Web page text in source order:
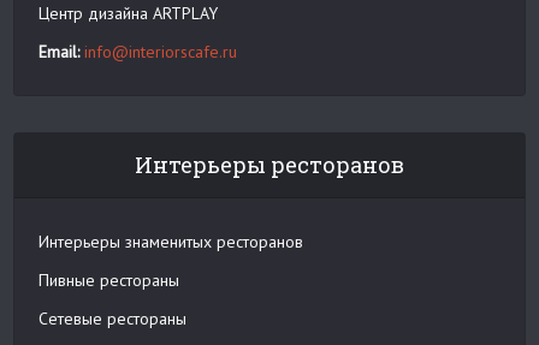
Центр дизайна ARTPLAY
Email: info@interiorscafe.ru
Интерьеры ресторанов
Интерьеры знаменитых ресторанов
Пивные рестораны
Сетевые рестораны